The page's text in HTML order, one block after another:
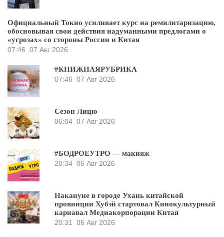
Официальный Токио усиливает курс на ремилитаризацию,
обосновывая свои действия надуманными предлогами о
«угрозах» со стороны России и Китая
07:46 07 Авг 2026
#КНИЖНАЯРУБРИКА
07:46 07 Авг 2026
Сезон Лицю
06:04 07 Авг 2026
#БОДРОЕУТРО — макияж
20:34 06 Авг 2026
Накануне в городе Ухань китайской
провинции Хубэй стартовал Кинокультурный
карнавал Медиакорпорации Китая
20:31
06 Авг 2026